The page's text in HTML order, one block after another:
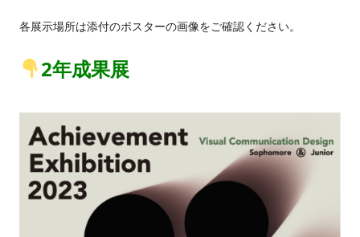
お問い合わせ
このサイトについて
各展示場所は添付のポスターの画像をご確認ください。
2年成果展